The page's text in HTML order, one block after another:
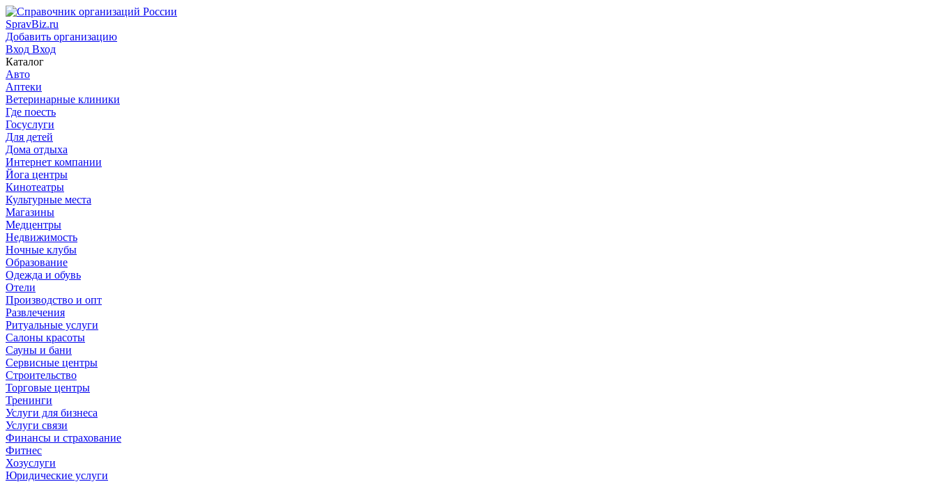
SpravBiz.ru
Добавить организацию
Вход Вход
Каталог
Авто
Аптеки
Ветеринарные клиники
Где поесть
Госуслуги
Для детей
Дома отдыха
Интернет компании
Йога центры
Кинотеатры
Культурные места
Магазины
Медцентры
Недвижимость
Ночные клубы
Образование
Одежда и обувь
Отели
Производство и опт
Развлечения
Ритуальные услуги
Салоны красоты
Сауны и бани
Сервисные центры
Строительство
Торговые центры
Тренинги
Услуги для бизнеса
Услуги связи
Финансы и страхование
Фитнес
Хозуслуги
Юридические услуги